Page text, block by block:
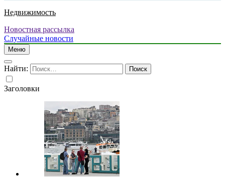
Недвижимость
Новостная рассылка
Случайные новости
Меню
Найти:
Заголовки